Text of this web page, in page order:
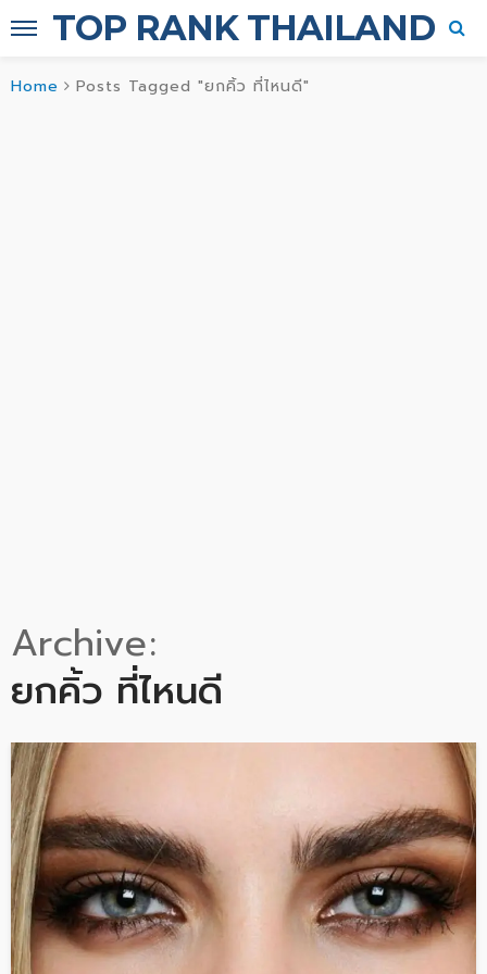
TOP RANK THAILAND
Home Posts Tagged "ยกคิ้ว ที่ไหนดี"
Archive
ยกคิ้ว ที่ไหนดี